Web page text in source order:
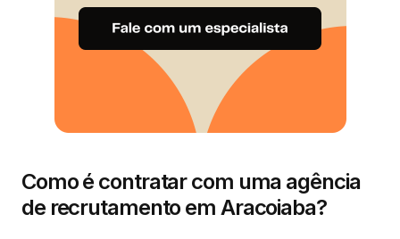
Como é contratar com uma agência
de recrutamento em Aracoiaba?